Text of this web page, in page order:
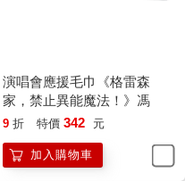
演唱會應援毛巾《格雷森
家，禁止異能魔法！》馮
9 折 特價 342 元
加入購物車